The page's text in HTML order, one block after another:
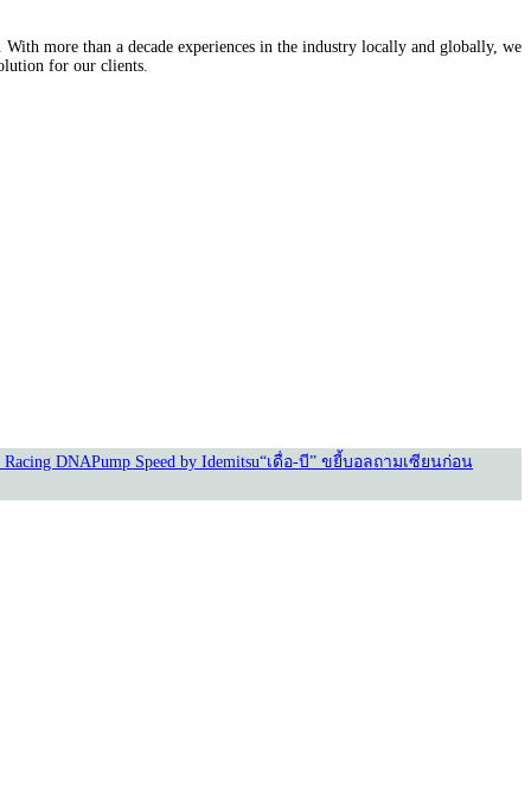
more than a decade experiences in the industry locally and globally, we
for our clients.
Racing DNAPump Speed by Idemitsu“เดื่อ-บี” ขยี้บอลถามเซียนก่อน